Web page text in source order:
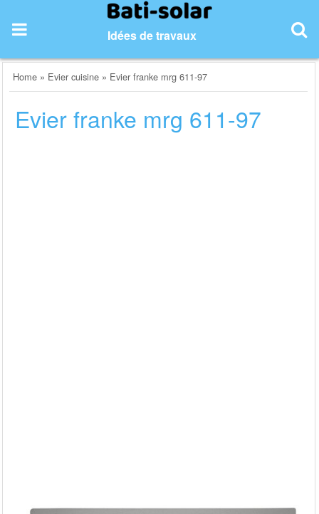
content
Idées de travaux
Home » Evier cuisine » Evier franke mrg 611-97
Evier franke mrg 611-97